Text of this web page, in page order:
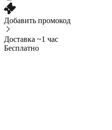
Добавить промокод
Доставка ~1 час
Бесплатно